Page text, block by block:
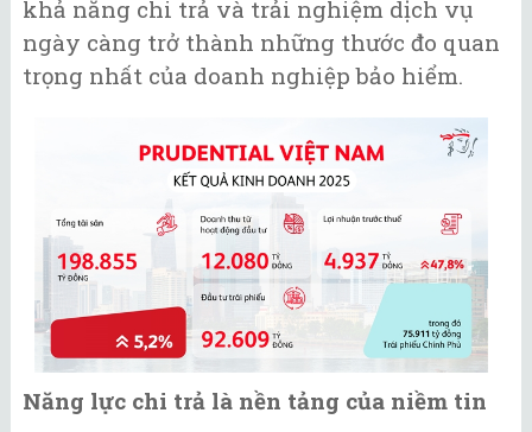
khả năng chi trả và trải nghiệm dịch vụ
ngày càng trở thành những thước đo quan
trọng nhất của doanh nghiệp bảo hiểm.
Năng lực chi trả là nền tảng của niềm tin